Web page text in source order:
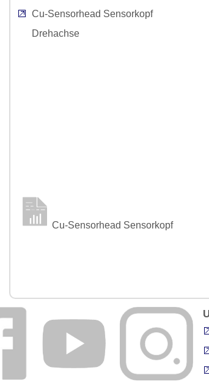
Cu-Sensorhead Sensorkopf
Drehachse
Cu-Sensorhead Sensorkopf